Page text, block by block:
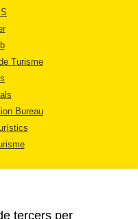
Turisme
Bureau
tercers per